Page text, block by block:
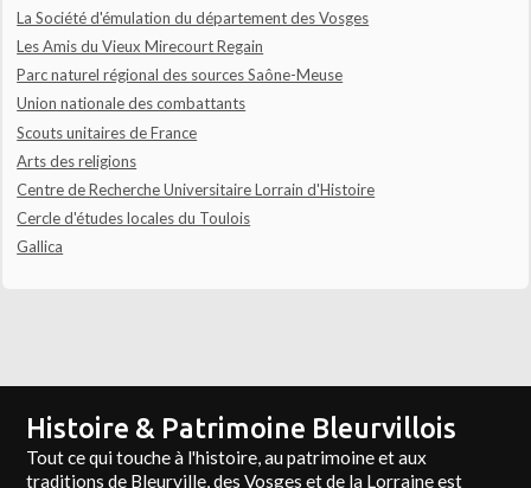
La Société d'émulation du département des Vosges
Les Amis du Vieux Mirecourt Regain
Parc naturel régional des sources Saône-Meuse
Union nationale des combattants
Scouts unitaires de France
Arts des religions
Centre de Recherche Universitaire Lorrain d'Histoire
Cercle d'études locales du Toulois
Gallica
Histoire & Patrimoine Bleurvillois
Tout ce qui touche à l'histoire, au patrimoine et aux
traditions de Bleurville, des Vosges et de la Lorraine est